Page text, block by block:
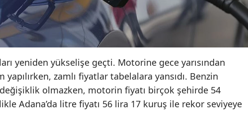
yeniden yükselişe geçti. Motorine gece yarısından
zamlı fiyatlar tabelalara yansıdı. Benzin
olmazken, motorin fiyatı birçok şehirde 54
Adana’da litre fiyatı 56 lira 17 kuruş ile rekor seviyeye